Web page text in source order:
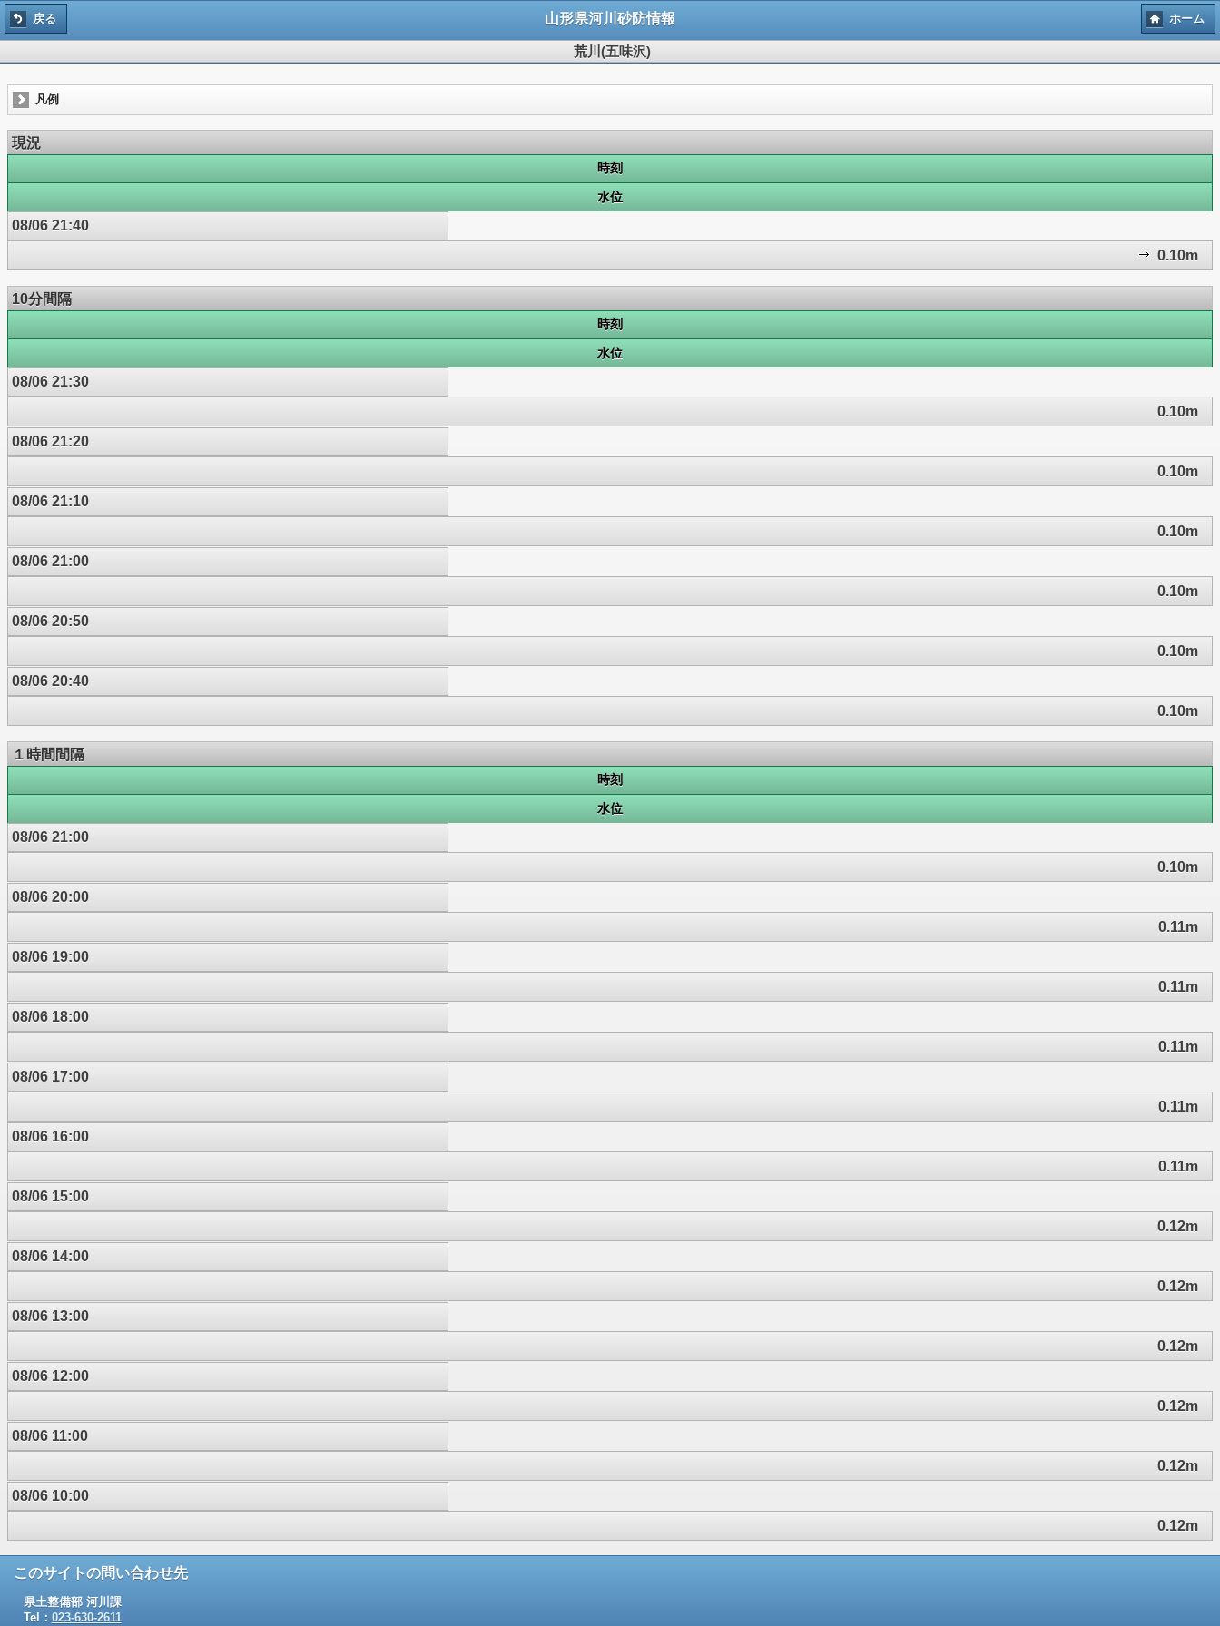
戻る 山形県河川砂防情報 ホーム
荒川(五味沢)
凡例
現況
時刻
水位
08/06 21:40
0.10m
10分間隔
時刻
水位
08/06 21:30
0.10m
08/06 21:20
0.10m
08/06 21:10
0.10m
08/06 21:00
0.10m
08/06 20:50
0.10m
08/06 20:40
0.10m
１時間間隔
時刻
水位
08/06 21:00
0.10m
08/06 20:00
0.11m
08/06 19:00
0.11m
08/06 18:00
0.11m
08/06 17:00
0.11m
08/06 16:00
0.11m
08/06 15:00
0.12m
08/06 14:00
0.12m
08/06 13:00
0.12m
08/06 12:00
0.12m
08/06 11:00
0.12m
08/06 10:00
0.12m
このサイトの問い合わせ先
県土整備部 河川課
Tel： 023-630-2611